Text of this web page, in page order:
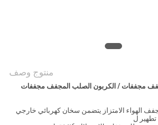
منتوج وصف
مجففات / الكربون الصلب المجفف مجففات
الهواء الامتزاز يتضمن سخان كهربائي خارجي
تطهير ل